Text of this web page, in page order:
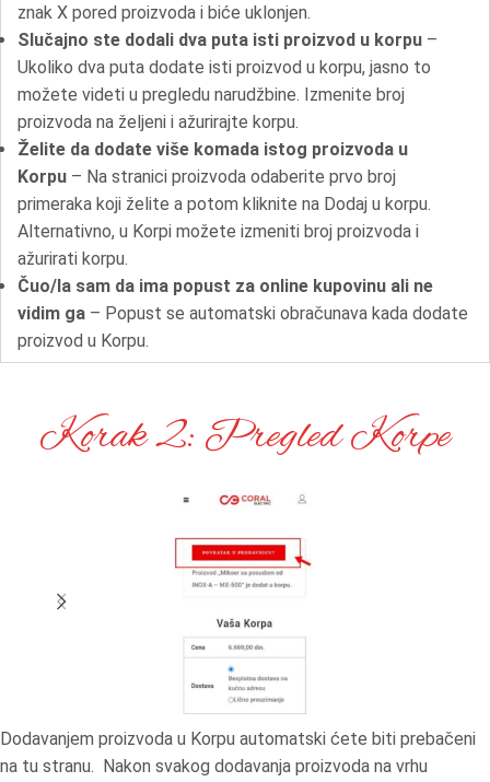
znak X pored proizvoda i biće uklonjen.
Slučajno ste dodali dva puta isti proizvod u korpu –
Ukoliko dva puta dodate isti proizvod u korpu, jasno to
možete videti u pregledu narudžbine. Izmenite broj
proizvoda na željeni i ažurirajte korpu.
Želite da dodate više komada istog proizvoda u
Korpu – Na stranici proizvoda odaberite prvo broj
primeraka koji želite a potom kliknite na Dodaj u korpu.
Alternativno, u Korpi možete izmeniti broj proizvoda i
ažurirati korpu.
Čuo/la sam da ima popust za online kupovinu ali ne
vidim ga – Popust se automatski obračunava kada dodate
proizvod u Korpu.
Korak 2: Pregled Korpe
Dodavanjem proizvoda u Korpu automatski ćete biti prebačeni
na tu stranu. Nakon svakog dodavanja proizvoda na vrhu